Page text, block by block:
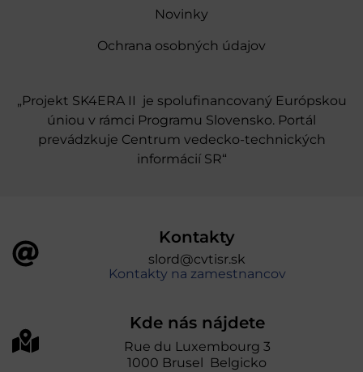
Novinky
Ochrana osobných údajov
„Projekt SK4ERA II je spolufinancovaný Európskou
úniou v rámci Programu Slovensko. Portál
prevádzkuje Centrum vedecko-technických
informácií SR“
Kontakty
slord@cvtisr.sk
Kontakty na zamestnancov
Kde nás nájdete
Rue du Luxembourg 3
1000 Brusel Belgicko